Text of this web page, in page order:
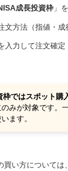
成長投資枠」
文方法（指値・成
入力して注文確定
ではスポット購
みが対象です。
ます。
買い方については